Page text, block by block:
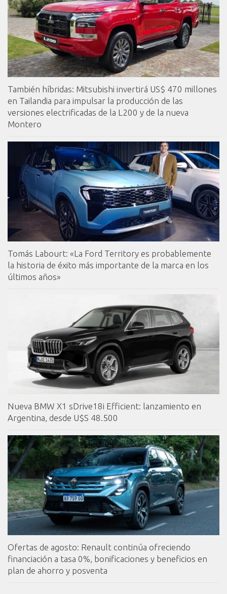
También híbridas: Mitsubishi invertirá US$ 470 millones
en Tailandia para impulsar la producción de las
versiones electrificadas de la L200 y de la nueva
Montero
Tomás Labourt: «La Ford Territory es probablemente
la historia de éxito más importante de la marca en los
últimos años»
Nueva BMW X1 sDrive18i Efficient: lanzamiento en
Argentina, desde U$S 48.500
Ofertas de agosto: Renault continúa ofreciendo
financiación a tasa 0%, bonificaciones y beneficios en
plan de ahorro y posventa